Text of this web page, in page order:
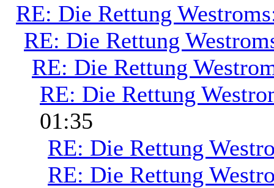
RE: Die Rettung
RE: Die Rettung
RE: Die Rettung
RE: Die Rettung
01:35
RE: Die Rettung
RE: Die Rettung